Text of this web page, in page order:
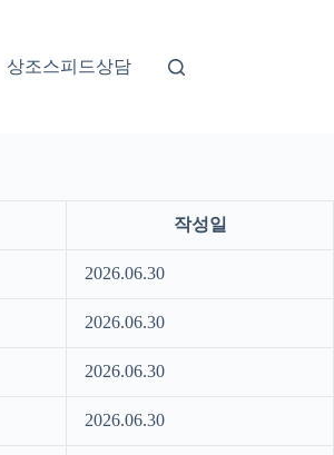
상조스피드상담
작성일
2026.06.30
2026.06.30
2026.06.30
2026.06.30